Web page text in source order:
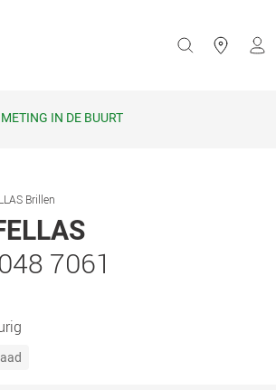
IN DE BUURT
Brillen
7061